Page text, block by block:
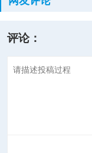
评论：